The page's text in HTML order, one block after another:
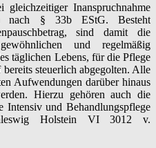
Inanspruchnahme
nach § 33b EStG. Besteht
sind damit die
und regelmäßig
täglichen Lebens, für die Pflege
steuerlich abgegolten. Alle
Aufwendungen darüber hinaus
Hierzu gehören auch die
Intensiv und Behandlungspflege
Holstein VI 3012 v.